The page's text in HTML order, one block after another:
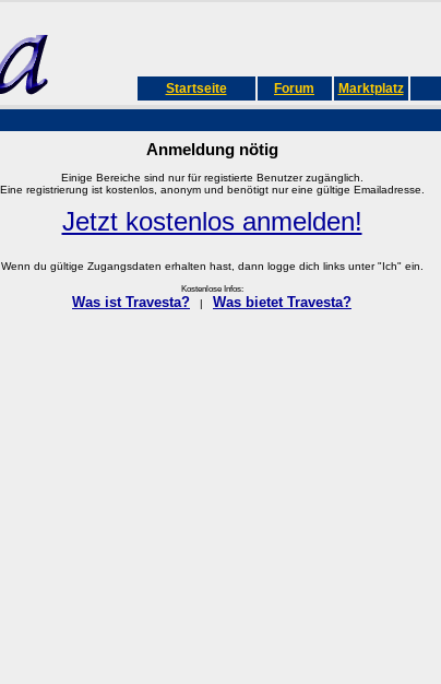
Startseite Forum Marktplatz
Anmeldung nötig
Einige Bereiche sind nur für registierte Benutzer zugänglich.
Eine registrierung ist kostenlos, anonym und benötigt nur eine gültige Emailadresse.
Jetzt kostenlos anmelden!
Wenn du gültige Zugangsdaten erhalten hast, dann logge dich links unter "Ich" ein.
Kostenlose Infos:
Was ist Travesta? Was bietet Travesta?